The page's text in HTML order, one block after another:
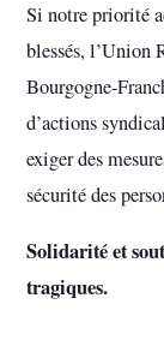
Si notre priorité
blessés, l’Union
Bourgogne-
d’actions
exiger des
sécurité des
Solidarité et
tragiques.